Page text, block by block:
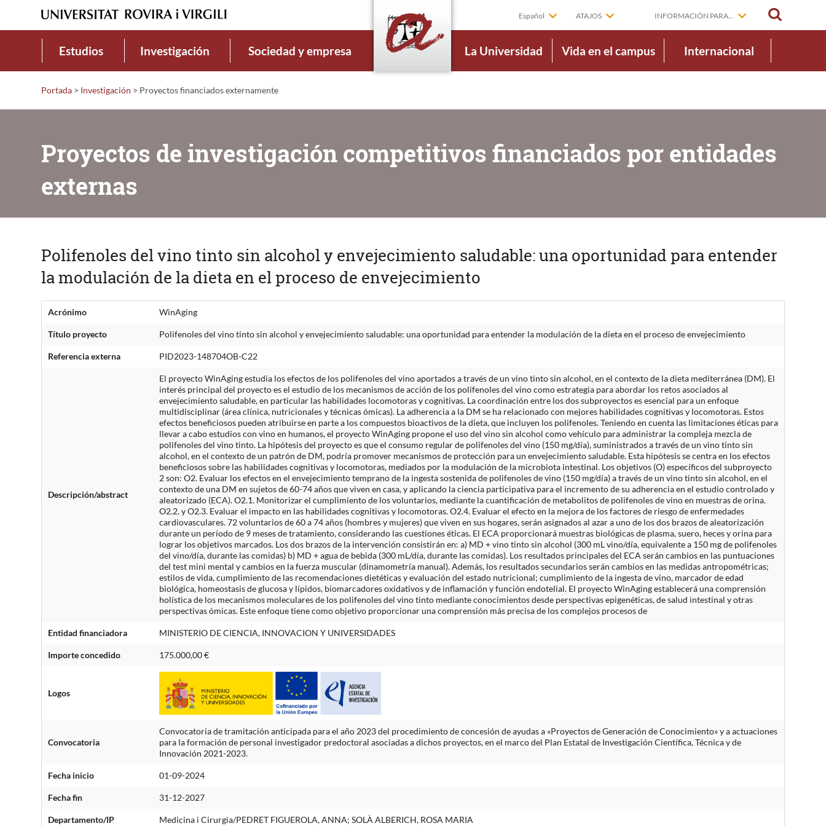
Español ATAJOS INFORMACIÓN PARA...
Estudios Investigación Sociedad y empresa La Universidad Vida en el campus Internacional
Portada > Investigación > Proyectos financiados externamente
Proyectos de investigación competitivos financiados por entidades
externas
Polifenoles del vino tinto sin alcohol y envejecimiento saludable: una oportunidad para entender
la modulación de la dieta en el proceso de envejecimiento
Acrónimo WinAging
Título proyecto Polifenoles del vino tinto sin alcohol y envejecimiento saludable: una oportunidad para entender la modulación de la dieta en el proceso de envejecimiento
Referencia externa PID2023-148704OB-C22
Descripción/abstract
El proyecto WinAging estudia los efectos de los polifenoles del vino aportados a través de un vino tinto sin alcohol, en el contexto de la dieta mediterránea (DM). El
interés principal del proyecto es el estudio de los mecanismos de acción de los polifenoles del vino como estrategia para abordar los retos asociados al
envejecimiento saludable, en particular las habilidades locomotoras y cognitivas. La coordinación entre los dos subproyectos es esencial para un enfoque
multidisciplinar (área clínica, nutricionales y técnicas ómicas). La adherencia a la DM se ha relacionado con mejores habilidades cognitivas y locomotoras. Estos
efectos beneficiosos pueden atribuirse en parte a los compuestos bioactivos de la dieta, que incluyen los polifenoles. Teniendo en cuenta las limitaciones éticas para
llevar a cabo estudios con vino en humanos, el proyecto WinAging propone el uso del vino sin alcohol como vehículo para administrar la compleja mezcla de
polifenoles del vino tinto. La hipótesis del proyecto es que el consumo regular de polifenoles del vino (150 mg/día), suministrados a través de un vino tinto sin
alcohol, en el contexto de un patrón de DM, podría promover mecanismos de protección para un envejecimiento saludable. Esta hipótesis se centra en los efectos
beneficiosos sobre las habilidades cognitivas y locomotoras, mediados por la modulación de la microbiota intestinal. Los objetivos (O) específicos del subproyecto
2 son: O2. Evaluar los efectos en el envejecimiento temprano de la ingesta sostenida de polifenoles de vino (150 mg/día) a través de un vino tinto sin alcohol, en el
contexto de una DM en sujetos de 60-74 años que viven en casa, y aplicando la ciencia participativa para el incremento de su adherencia en el estudio controlado y
aleatorizado (ECA). O2.1. Monitorizar el cumplimiento de los voluntarios, mediante la cuantificación de metabolitos de polifenoles de vino en muestras de orina.
O2.2. y O2.3. Evaluar el impacto en las habilidades cognitivas y locomotoras. O2.4. Evaluar el efecto en la mejora de los factores de riesgo de enfermedades
cardiovasculares. 72 voluntarios de 60 a 74 años (hombres y mujeres) que viven en sus hogares, serán asignados al azar a uno de los dos brazos de aleatorización
durante un período de 9 meses de tratamiento, considerando las cuestiones éticas. El ECA proporcionará muestras biológicas de plasma, suero, heces y orina para
lograr los objetivos marcados. Los dos brazos de la intervención consistirán en: a) MD + vino tinto sin alcohol (300 mL vino/día, equivalente a 150 mg de polifenoles
del vino/día, durante las comidas) b) MD + agua de bebida (300 mL/día, durante las comidas). Los resultados principales del ECA serán cambios en las puntuaciones
del test mini mental y cambios en la fuerza muscular (dinamometría manual). Además, los resultados secundarios serán cambios en las medidas antropométricas;
estilos de vida, cumplimiento de las recomendaciones dietéticas y evaluación del estado nutricional; cumplimiento de la ingesta de vino, marcador de edad
biológica, homeostasis de glucosa y lípidos, biomarcadores oxidativos y de inflamación y función endotelial. El proyecto WinAging establecerá una comprensión
holística de los mecanismos moleculares de los polifenoles del vino tinto mediante conocimientos desde perspectivas epigenéticas, de salud intestinal y otras
perspectivas ómicas. Este enfoque tiene como objetivo proporcionar una comprensión más precisa de los complejos procesos de
Entidad financiadora MINISTERIO DE CIENCIA, INNOVACION Y UNIVERSIDADES
Importe concedido 175.000,00 €
Logos
Convocatoria
Convocatoria de tramitación anticipada para el año 2023 del procedimiento de concesión de ayudas a «Proyectos de Generación de Conocimiento» y a actuaciones
para la formación de personal investigador predoctoral asociadas a dichos proyectos, en el marco del Plan Estatal de Investigación Científica, Técnica y de
Innovación 2021-2023.
Fecha inicio 01-09-2024
Fecha fin 31-12-2027
Departamento/IP Medicina i Cirurgia/PEDRET FIGUEROLA, ANNA; SOLÀ ALBERICH, ROSA MARIA